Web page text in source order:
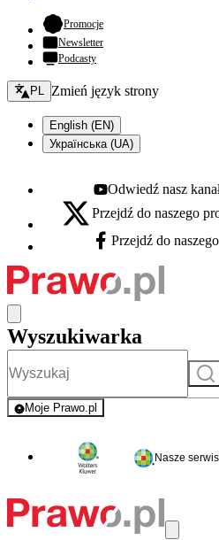
Promocje- otwiera się w nowej karcie
Newsletter
Podcasty
Zmień język - bieżący:
PL Zmień język strony
English (EN)
Українська (UA)
Youtube - otwiera się w
Odwiedź nasz
X - otwiera się w nowej karcie
Przejdź do naszego
Facebook - otwiera się w
Przejdź do
Wyszukiwarka
Moje Prawo.pl
- rejestracja i logowanie do
Nasze